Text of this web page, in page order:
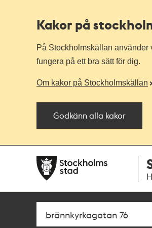
Kakor på
På Stockholmskällan använder
fungera på ett bra sätt för dig.
Om kakor på Stockholmskällan
Godkänn alla kakor
navigationen
huvudinnehållet
Sök